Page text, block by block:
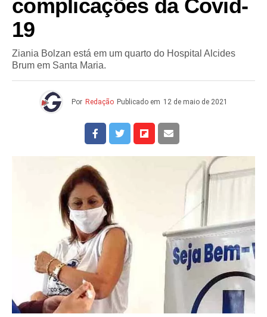
complicações da Covid-
19
Ziania Bolzan está em um quarto do Hospital Alcides
Brum em Santa Maria.
Por Redação Publicado em 12 de maio de 2021